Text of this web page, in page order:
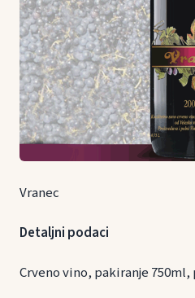
Vranec
Detaljni podaci
Crveno vino, pakiranje